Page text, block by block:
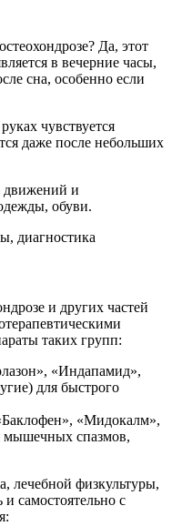
Да, этот
в вечерние часы,
сна, особенно если
чувствуется
даже после небольших
движений и
обуви.
и других частей
таких групп:
«Индапамид»,
для быстрого
«Мидокалм»,
мышечных спазмов,
лечебной физкультуры,
самостоятельно с